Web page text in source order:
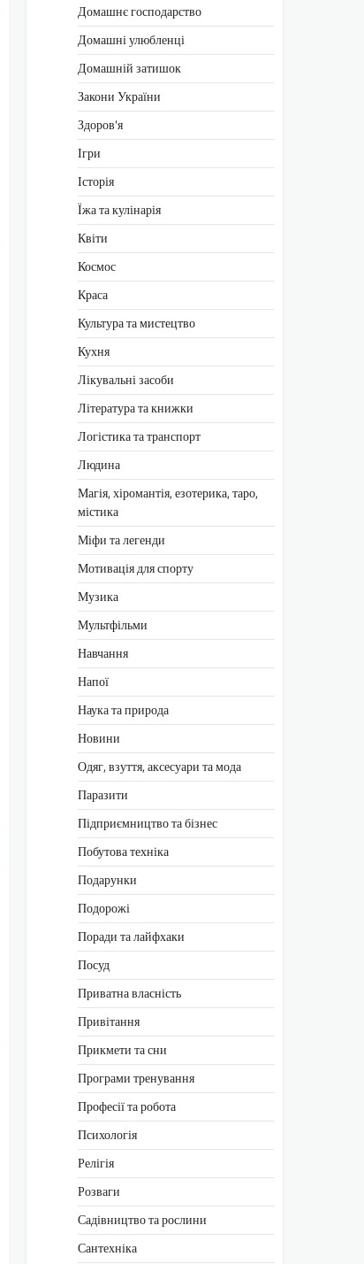
Домашнє господарство
Домашні улюбленці
Домашній затишок
Закони України
Здоров'я
Ігри
Історія
Їжа та кулінарія
Квіти
Космос
Краса
Культура та мистецтво
Кухня
Лікувальні засоби
Література та книжки
Логістика та транспорт
Людина
Магія, хіромантія, езотерика, таро,
містика
Міфи та легенди
Мотивація для спорту
Музика
Мультфільми
Навчання
Напої
Наука та природа
Новини
Одяг, взуття, аксесуари та мода
Паразити
Підприємництво та бізнес
Побутова техніка
Подарунки
Подорожі
Поради та лайфхаки
Посуд
Приватна власність
Привітання
Прикмети та сни
Програми тренування
Професії та робота
Психологія
Релігія
Розваги
Садівництво та рослини
Сантехніка